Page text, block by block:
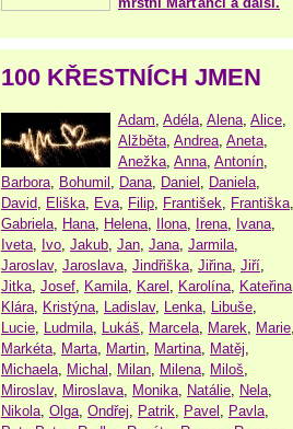
100 KŘESTNÍCH JMEN
Adam Adéla Alena Alice
Alžběta Andrea Aneta
Anežka Anna Antonín
Barbora Bohumil Dana Daniel Daniela
David Eliška Eva Filip František Františka
Gabriela Hana Helena Ilona Irena Ivana
Iveta Ivo Jakub Jan Jana Jarmila
Jaroslav, Jaroslava Jindřiška Jiřina Jiří
Jitka Josef Kamila Karel Karolína Kateřina
Klára Kristýna Ladislav, Lenka Libuše
Lucie Ludmila Lukáš Marcela Marek Marie
Markéta Marta Martin Martina Matěj
Michaela Michal Milan Milena Miloš
Miroslav, Miroslava Monika Natálie Nela
Nikola Olga Ondřej Patrik Pavel Pavla